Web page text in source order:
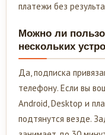
платежи без
Можно ли
нескольких
Да, подписка
телефону. Если вы
Android, Desktop и
подтянутся везде.